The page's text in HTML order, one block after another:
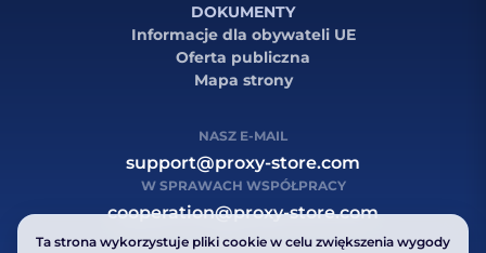
DOKUMENTY
Informacje dla obywateli UE
Oferta publiczna
Mapa strony
NASZ E-MAIL
support@proxy-store.com
W SPRAWACH WSPÓŁPRACY
cooperation@proxy-store.com
Ta strona wykorzystuje pliki cookie w celu zwiększenia wygody